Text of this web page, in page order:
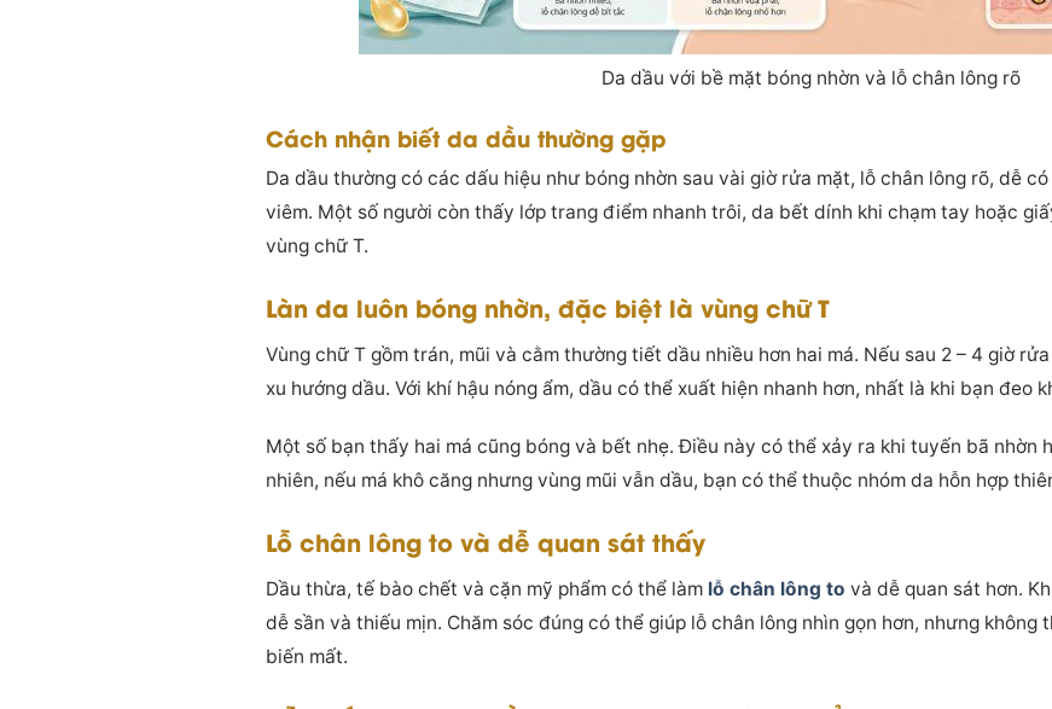
Da dầu với bề mặt bóng nhờn và lỗ chân lông rõ
Cách nhận biết da dầu thường gặp
Da dầu thường có các dấu hiệu như bóng nhờn sau vài giờ rửa mặt, lỗ chân lông rõ, dễ
viêm. Một số người còn thấy lớp trang điểm nhanh trôi, da bết dính khi chạm tay hoặc
vùng chữ T.
Làn da luôn bóng nhờn, đặc biệt là vùng chữ T
Vùng chữ T gồm trán, mũi và cằm thường tiết dầu nhiều hơn hai má. Nếu sau 2 – 4 giờ
xu hướng dầu. Với khí hậu nóng ẩm, dầu có thể xuất hiện nhanh hơn, nhất là khi bạn đeo
Một số bạn thấy hai má cũng bóng và bết nhẹ. Điều này có thể xảy ra khi tuyến bã nhờn
nhiên, nếu má khô căng nhưng vùng mũi vẫn dầu, bạn có thể thuộc nhóm da hỗn hợp
Lỗ chân lông to và dễ quan sát thấy
Dầu thừa, tế bào chết và cặn mỹ phẩm có thể làm lỗ chân lông to và dễ quan sát hơn.
dễ sần và thiếu mịn. Chăm sóc đúng có thể giúp lỗ chân lông nhìn gọn hơn, nhưng không
biến mất.